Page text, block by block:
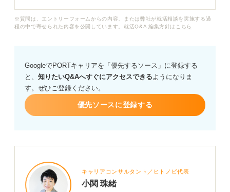
安です。
せば効果的か、具体的にアドバイスをいただけると嬉し
いです。
※質問は、エントリーフォームからの内容、または弊社が就活相談を実施する過
程の中で寄せられた内容を公開しています。就活Q&A 編集方針は こちら
GoogleでPORTキャリアを「優先するソース」に登録する
と、 知りたいQ&Aへすぐにアクセスできるようになりま
す。ぜひご登録ください。
優先ソースに登録する
キャリアコンサルタント／ヒトノビ代表
小関 珠緒